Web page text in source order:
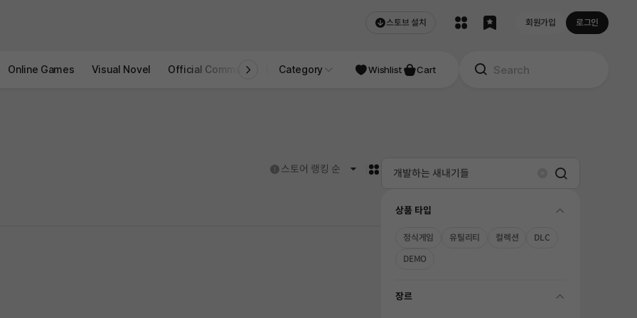
스토브 설치 회원가입 로그인
Online Games Visual Novel Official Community STOVE INDIE Studio
Category Wishlist Cart
도움말
스토어 랭킹 순 카드형 ClearSearch
상품 타입 folding
정식게임 유틸리티 컬렉션
DLC
DEMO
장르 folding